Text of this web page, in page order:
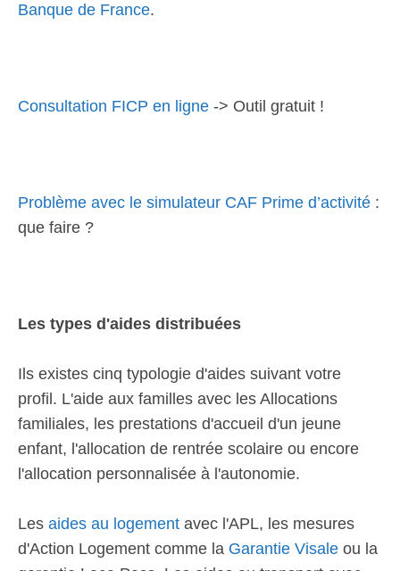
Banque de France.
Consultation FICP en ligne -> Outil gratuit !
Problème avec le simulateur CAF Prime d’activité :
que faire ?
Les types d'aides distribuées
Ils existes cinq typologie d'aides suivant votre
profil. L'aide aux familles avec les Allocations
familiales, les prestations d'accueil d'un jeune
enfant, l'allocation de rentrée scolaire ou encore
l'allocation personnalisée à l'autonomie.
Les aides au logement avec l'APL, les mesures
d'Action Logement comme la Garantie Visale ou la